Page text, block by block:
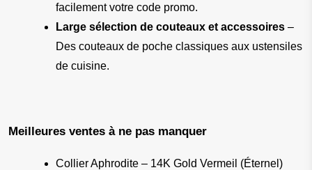
facilement votre code promo.
Large sélection de couteaux et accessoires –
Des couteaux de poche classiques aux ustensiles
de cuisine.
Meilleures ventes à ne pas manquer
Collier Aphrodite – 14K Gold Vermeil (Éternel)